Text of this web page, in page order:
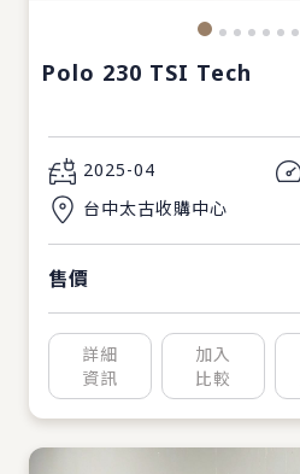
Polo 230 TSI Tech
2025-04
台中太古收購中心
售價
詳細
資訊
加入
比較